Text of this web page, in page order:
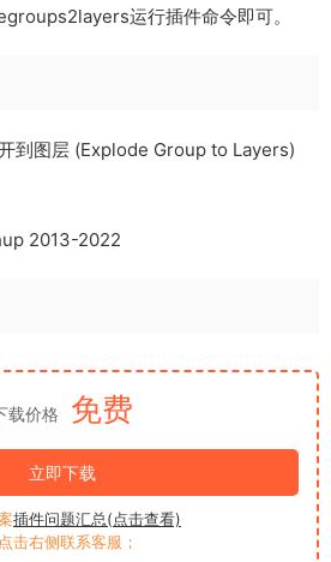
运行插件命令即可。
到图层 (Explode Group to Layers)
2013-2022
载价格 免费
立即下载
插件问题汇总(点击查看)
击右侧联系客服；